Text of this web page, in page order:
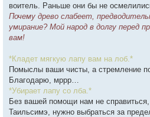
воитель. Раньше они бы не
Почему древо слабеет,
умирание? Мой народ в долгу перед
вам!
*Кладет мягкую лапу вам на лоб.*
Помыслы ваши чисты, а стремление
Благодарю, мррр…
*Убирает лапу со лба.*
Без вашей помощи нам не
Таильсимэ, нужно выбраться за